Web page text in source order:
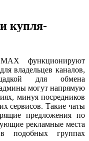
купля-
функционируют
владельцев каналов,
для обмена
могут напрямую
минуя посредников
сервисов. Такие чаты
предложения по
рекламные места
подобных группах